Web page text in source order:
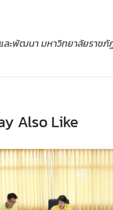
ะพัฒนา มหาวิทยาลัยราชภั
Also Like